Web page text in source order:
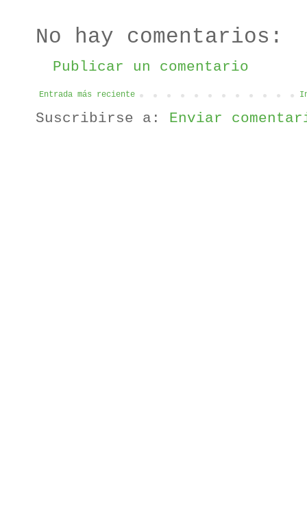
No hay comentarios:
Publicar un comentario
Entrada más reciente
Suscribirse a: Enviar